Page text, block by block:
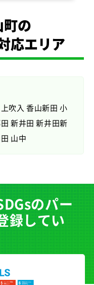
の
応エリア
吹入 香山新田 小
新井田 新井田新
山中
のパー
録してい